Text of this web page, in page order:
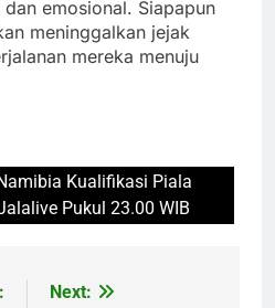
emosional. Siapapun
meninggalkan jejak
mereka menuju
Kualifikasi Piala
Pukul 23.00 WIB
Next: